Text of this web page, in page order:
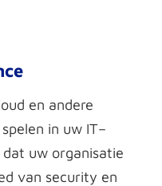
en andere
in uw IT–
uw organisatie
van security en